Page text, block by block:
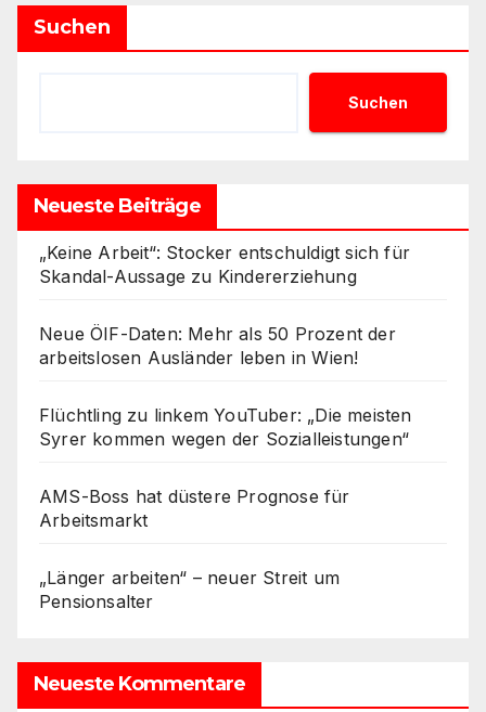
Suchen
Suchen
Neueste Beiträge
„Keine Arbeit“: Stocker entschuldigt sich für
Skandal-Aussage zu Kindererziehung
Neue ÖIF-Daten: Mehr als 50 Prozent der
arbeitslosen Ausländer leben in Wien!
Flüchtling zu linkem YouTuber: „Die meisten
Syrer kommen wegen der Sozialleistungen“
AMS-Boss hat düstere Prognose für
Arbeitsmarkt
„Länger arbeiten“ – neuer Streit um
Pensionsalter
Neueste Kommentare